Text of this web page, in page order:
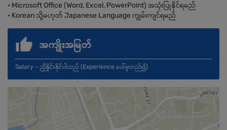
• Microsoft Office (Word, Excel, PowerPoint) အသုံးပြုနိုင်ရမည်
• Korean သို့မဟုတ် Japanese Language ကျွမ်းကျင်ရမည်
အကျိုးအမြတ်
Salary – ညှိနှိုင်းနိုင်ပါသည် (Experience ပေါ်မူတည်၍)